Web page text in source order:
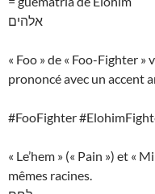
אלהים
« Foo » de « Foo-Fighter »
prononcé avec un accent
#FooFighter
« Le’hem » (« Pain ») et «
mêmes racines.